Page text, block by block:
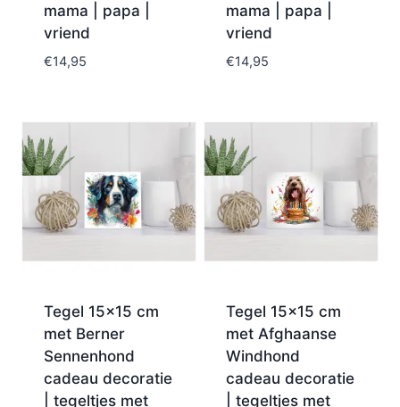
mama | papa |
vriend
€14,95
mama | papa |
vriend
€14,95
Tegel 15×15 cm
met Berner
Sennenhond
cadeau decoratie
| tegeltjes met
Tegel 15×15 cm
met Afghaanse
Windhond
cadeau decoratie
| tegeltjes met